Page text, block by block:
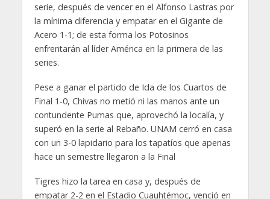
serie, después de vencer en el Alfonso Lastras por
la mínima diferencia y empatar en el Gigante de
Acero 1-1; de esta forma los Potosinos
enfrentarán al líder América en la primera de las
series.
Pese a ganar el partido de Ida de los Cuartos de
Final 1-0, Chivas no metió ni las manos ante un
contundente Pumas que, aprovechó la localía, y
superó en la serie al Rebaño. UNAM cerró en casa
con un 3-0 lapidario para los tapatíos que apenas
hace un semestre llegaron a la Final
Tigres hizo la tarea en casa y, después de
empatar 2-2 en el Estadio Cuauhtémoc, venció en